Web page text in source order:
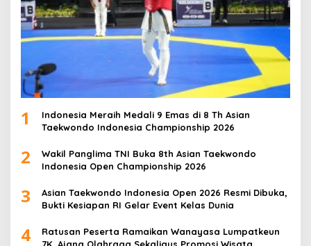
1
Indonesia Meraih Medali 9 Emas di 8 Th Asian
Taekwondo Indonesia Championship 2026
2
Wakil Panglima TNI Buka 8th Asian Taekwondo
Indonesia Open Championship 2026
3
Asian Taekwondo Indonesia Open 2026 Resmi Dibuka,
Bukti Kesiapan RI Gelar Event Kelas Dunia
4
Ratusan Peserta Ramaikan Wanayasa Lumpatkeun
7K, Ajang Olahraga Sekaligus Promosi Wisata